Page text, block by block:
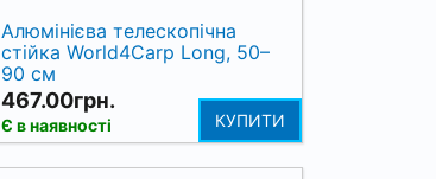
Алюмінієва телескопічна
стійка World4Carp Long, 50–
90 см
467.00грн.
Є в наявності КУПИТИ